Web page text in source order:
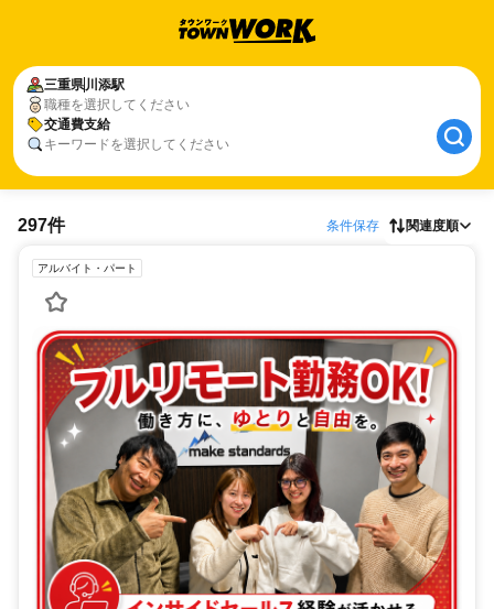
三重県川添駅
職種を選択してください
交通費支給
キーワードを選択してください
297件 条件保存 関連度順
アルバイト・パート